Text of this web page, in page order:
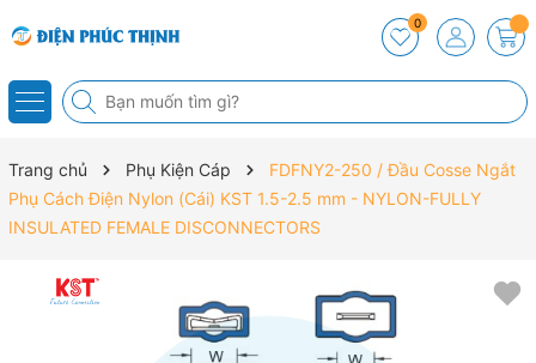
0
Trang chủ Phụ Kiện Cáp
FDFNY2-250 / Đầu Cosse Ngắt
Phụ Cách Điện Nylon (Cái) KST 1.5-2.5 mm - NYLON-FULLY
INSULATED FEMALE DISCONNECTORS